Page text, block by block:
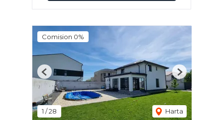
Comision 0%
1 /28 Harta
Previous Next